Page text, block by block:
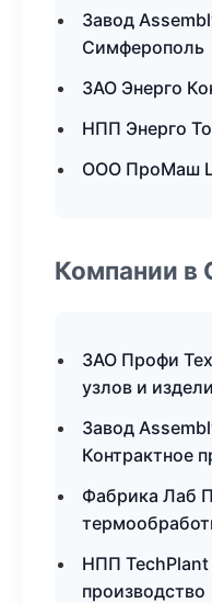
Завод
Симферополь
ЗАО Энерго
НПП Энерго
ООО ПроМаш
Компании в
ЗАО Профи
узлов и
Завод
Контрактное
Фабрика Лаб
НПП
производство